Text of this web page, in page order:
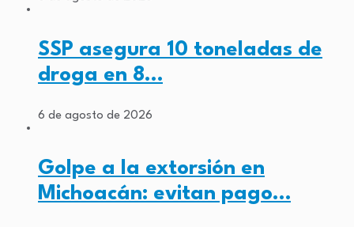
SSP asegura 10 toneladas de
droga en 8…
6 de agosto de 2026
Golpe a la extorsión en
Michoacán: evitan pago…